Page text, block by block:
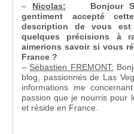
– Nicolas: Bonjour
gentiment accepté
description de vous
quelques précisions à
aimerions savoir si vous
France ?
– Sébastien FREMONT:
blog, passionnés de Las
informations me
passion que je nourris pour
et réside en France.